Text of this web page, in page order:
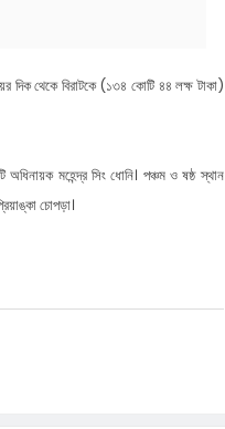
দিক থেকে বিরাটকে (‌১৩৪ কোটি ৪৪ লক্ষ টাকা)‌
মহেন্দ্র সিং ধোনি। পঞ্চম ও ষষ্ঠ স্থান
চোপড়া।